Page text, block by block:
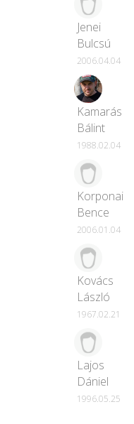
Jenei
Bulcsú
2006.04.04
Kamarás
Bálint
1988.02.04
Korponai
Bence
2006.01.04
Kovács
László
1967.02.21
Lajos
Dániel
1996.05.25